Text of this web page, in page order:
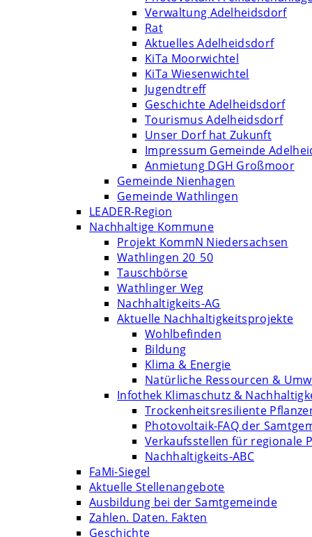
Verwaltung Adelheidsdorf
Rat
Aktuelles Adelheidsdorf
KiTa Moorwichtel
KiTa Wiesenwichtel
Jugendtreff
Geschichte Adelheidsdorf
Tourismus Adelheidsdorf
Unser Dorf hat Zukunft
Impressum Gemeinde
Anmietung DGH Großmoor
Gemeinde Nienhagen
Gemeinde Wathlingen
LEADER-Region
Nachhaltige Kommune
Projekt KommN Niedersachsen
Wathlingen 20_50
Tauschbörse
Wathlinger Weg
Nachhaltigkeits-AG
Aktuelle Nachhaltigkeitsprojekte
Wohlbefinden
Bildung
Klima & Energie
Natürliche Ressourcen &
Infothek Klimaschutz &
Trockenheitsresiliente
Photovoltaik-FAQ der
Verkaufsstellen für regionale
Nachhaltigkeits-ABC
FaMi-Siegel
Aktuelle Stellenangebote
Ausbildung bei der Samtgemeinde
Zahlen. Daten. Fakten
Geschichte